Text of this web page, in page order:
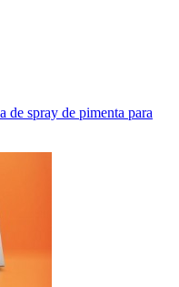
de spray de pimenta para